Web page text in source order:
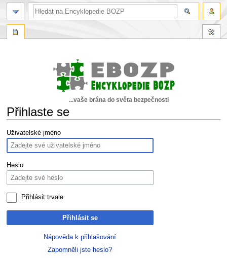
...vaše brána do světa bezpečnosti
Přihlaste se
Skočit
na
navigaci
Skočit
na
vyhledávání
Uživatelské jméno
Heslo
Přihlásit trvale
Přihlásit se
Nápověda k přihlašování
Zapomněli jste heslo?